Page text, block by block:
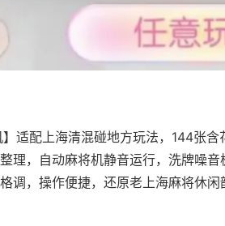
】适配上海清混碰地方玩法，144张
理，自动麻将机静音运行，洗牌噪音
调，操作便捷，还原老上海麻将休闲